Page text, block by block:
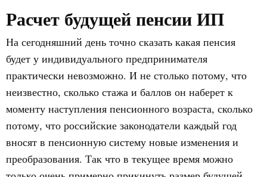
Расчет будущей пенсии ИП
На сегодняшний день точно сказать какая пенсия
будет у индивидуального предпринимателя
практически невозможно. И не столько потому, что
неизвестно, сколько стажа и баллов он наберет к
моменту наступления пенсионного возраста, сколько
потому, что российские законодатели каждый год
вносят в пенсионную систему новые изменения и
преобразования. Так что в текущее время можно